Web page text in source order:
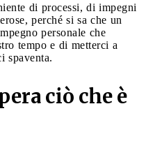
di processi, di impegni
perché si sa che un
personale che
tempo e di metterci a
spaventa.
ciò che è